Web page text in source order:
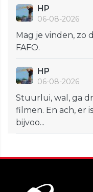
HP
06-08-2026
Mag je vinden, zo
FAFO.
HP
06-08-2026
Stuurlui, wal, ga
filmen. En ach, er
bijvoo...